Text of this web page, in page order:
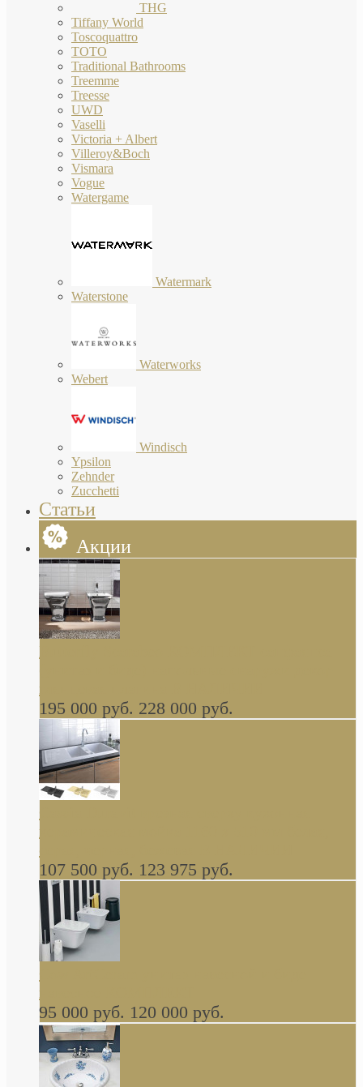
THG
Tiffany World
Toscoquattro
TOTO
Traditional Bathrooms
Treemme
Treesse
UWD
Vaselli
Victoria + Albert
Villeroy&Boch
Vismara
Vogue
Watergame
Watermark
Waterstone
Waterworks
Webert
Windisch
Ypsilon
Zehnder
Zucchetti
Статьи
Акции
Butterfly Scarabeo КОМПЛЕКТ санфаянса
глянцевая платина В НАЛИЧИИ
195 000 руб. 228 000 руб.
керамическая мойка 1160 x 510 мм белая,
серая, черная, бежевая В НАЛИЧИИ
107 500 руб. 123 975 руб.
навесное КОМПЛЕКТ
95 000 руб. 120 000 руб.